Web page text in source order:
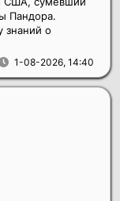
1-08-2026, 14:40
Пандора.
знаний о